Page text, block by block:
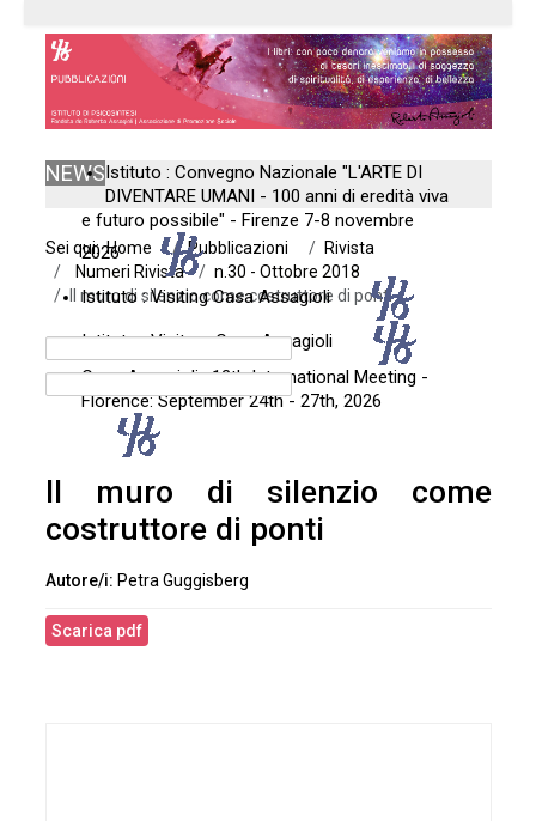
NEWSIstituto : Convegno Nazionale "L'ARTE DI
DIVENTARE UMANI - 100 anni di eredità viva
e futuro possibile" - Firenze 7-8 novembre
2026
Istituto : Visiting Casa Assagioli
Istituto : Visitare Casa Assagioli
Casa Assagioli : 12th International Meeting -
Florence: September 24th - 27th, 2026
Sei qui:Home Pubblicazioni
Rivista
Numeri Rivista
n.30 - Ottobre 2018
Il muro di silenzio come costruttore di ponti
Il muro di silenzio come
costruttore di ponti
Petra Guggisberg
Scarica pdf